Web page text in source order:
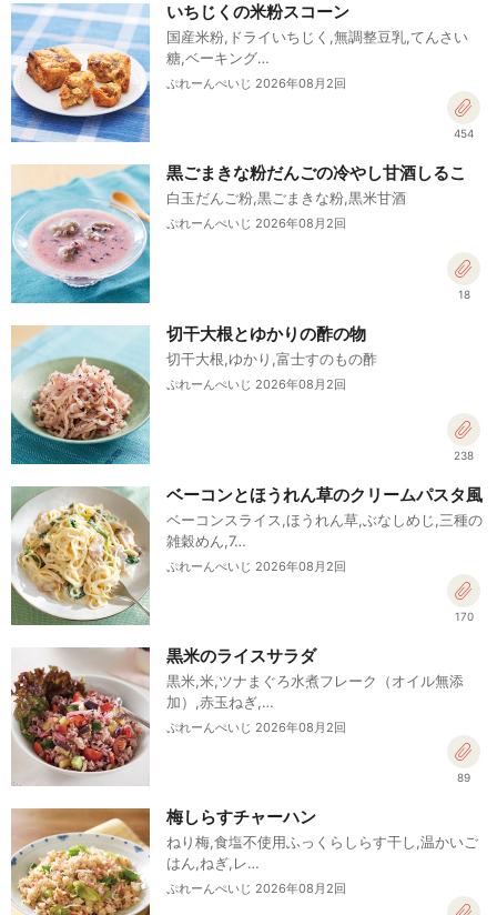
いちじくの米粉スコーン
国産米粉,ドライいちじく,無調整豆乳,てんさい
糖,ベーキング…
ぷれーんぺいじ 2026年08月2回
454
黒ごまきな粉だんごの冷やし甘酒しるこ
白玉だんご粉,黒ごまきな粉,黒米甘酒
ぷれーんぺいじ 2026年08月2回
18
切干大根とゆかりの酢の物
切干大根,ゆかり,富士すのもの酢
ぷれーんぺいじ 2026年08月2回
238
ベーコンとほうれん草のクリームパスタ風
ベーコンスライス,ほうれん草,ぶなしめじ,三種の
雑穀めん,7…
ぷれーんぺいじ 2026年08月2回
170
黒米のライスサラダ
黒米,米,ツナまぐろ水煮フレーク（オイル無添
加）,赤玉ねぎ,…
ぷれーんぺいじ 2026年08月2回
89
梅しらすチャーハン
ねり梅,食塩不使用ふっくらしらす干し,温かいご
はん,ねぎ,レ…
ぷれーんぺいじ 2026年08月2回